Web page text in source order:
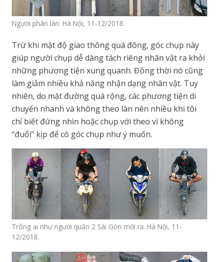
Người phân làn. Hà Nội, 11-12/2018.
Trừ khi mật độ giao thông quá đông, góc chụp này
giúp người chụp dễ dàng tách riêng nhân vật ra khỏi
những phương tiện xung quanh. Đồng thời nó cũng
làm giảm nhiều khả năng nhận dạng nhân vật. Tuy
nhiên, do mặt đường quá rộng, các phương tiện di
chuyển nhanh và không theo làn nên nhiều khi tôi
chỉ biết đứng nhìn hoặc chụp với theo vì không
“đuổi” kịp để có góc chụp như ý muốn.
Trông ai như người quận 2 Sài Gòn mới ra. Hà Nội, 11-
12/2018.